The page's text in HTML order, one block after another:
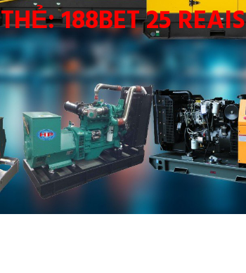
THẺ:188BET 25 REAIS